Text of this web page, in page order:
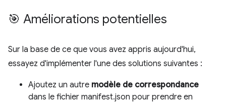
🎯 Améliorations potentielles
Sur la base de ce que vous avez appris aujourd'hui,
essayez d'implémenter l'une des solutions suivantes :
Ajoutez un autre modèle de correspondance
dans le fichier manifest.json pour prendre en